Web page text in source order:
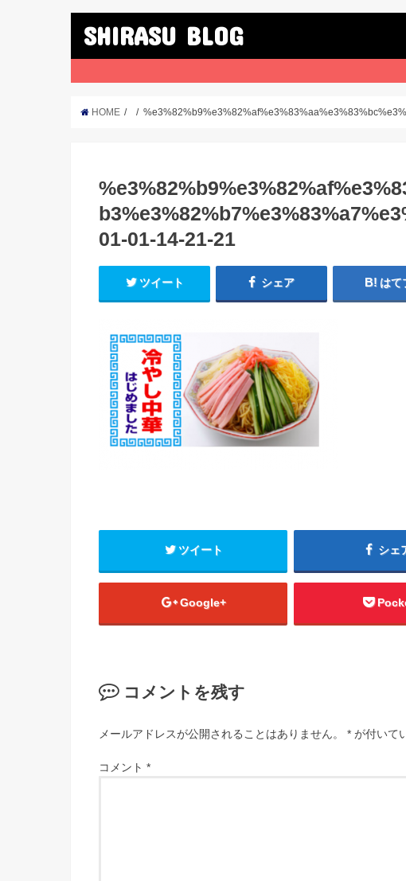
SHIRASU BLOG
HOME
01-01-14-21-21
ツイート シェア はて
ツイート シェ
Google+
コメントを残す
メールアドレスが公開されることはありません。 * が付いて
コメント *